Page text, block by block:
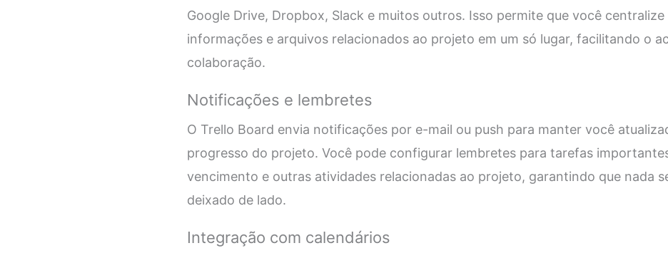
Google Drive, Dropbox, Slack e muitos outros. Isso permite que você
informações e arquivos relacionados ao projeto em um só lugar, facilitando o
colaboração.
Notificações e lembretes
O Trello Board envia notificações por e-mail ou push para manter você
progresso do projeto. Você pode configurar lembretes para tarefas
vencimento e outras atividades relacionadas ao projeto, garantindo que nada
deixado de lado.
Integração com calendários